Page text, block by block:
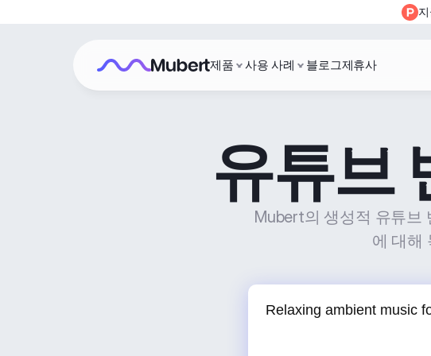
유튜브
Mubert의 생성적 유튜브
에 대해
제품 사용 사례 블로그제휴사